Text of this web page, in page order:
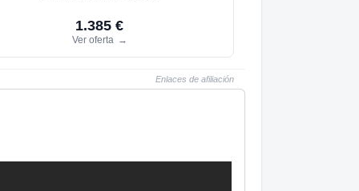
1.385 €
Ver oferta →
Enlaces de afiliación